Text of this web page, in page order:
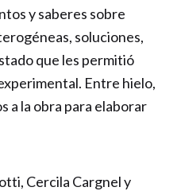
y saberes sobre
soluciones,
que les permitió
Entre hielo,
a la obra para elaborar
Cercila Cargnel y